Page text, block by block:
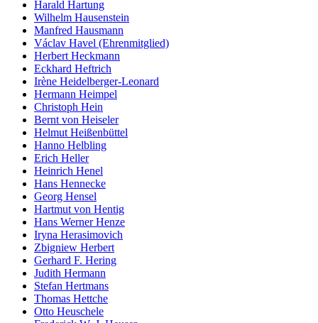
Harald Hartung
Wilhelm Hausenstein
Manfred Hausmann
Václav Havel (Ehrenmitglied)
Herbert Heckmann
Eckhard Heftrich
Irène Heidelberger-Leonard
Hermann Heimpel
Christoph Hein
Bernt von Heiseler
Helmut Heißenbüttel
Hanno Helbling
Erich Heller
Heinrich Henel
Hans Hennecke
Georg Hensel
Hartmut von Hentig
Hans Werner Henze
Iryna Herasimovich
Zbigniew Herbert
Gerhard F. Hering
Judith Hermann
Stefan Hertmans
Thomas Hettche
Otto Heuschele